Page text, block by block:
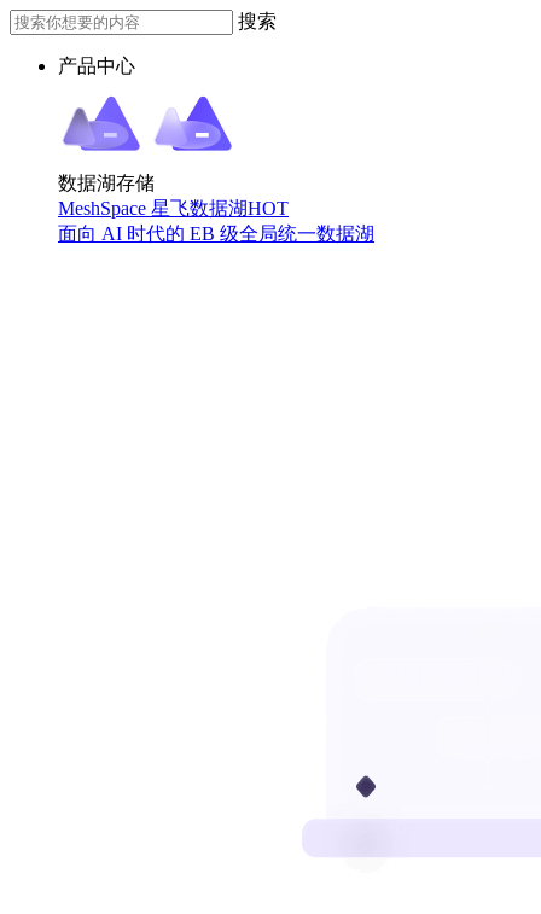
搜索
产品中心
数据湖存储
MeshSpace 星飞数据湖HOT
面向 AI 时代的 EB 级全局统一数据湖